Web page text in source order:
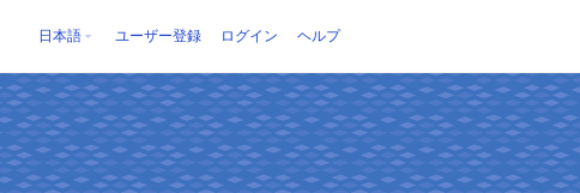
日本語 ユーザー登録 ログイン ヘルプ